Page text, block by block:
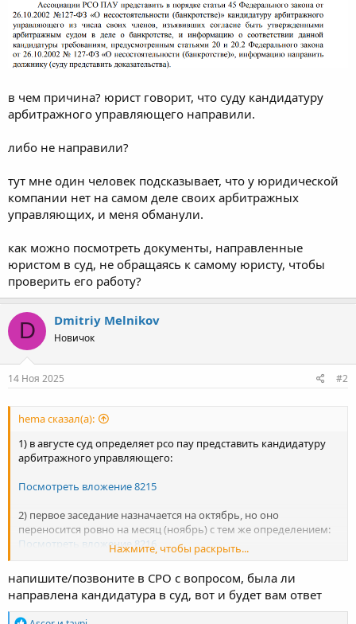
в чем причина? юрист говорит, что суду кандидатуру
арбитражного управляющего направили.
либо не направили?
тут мне один человек подсказывает, что у юридической
компании нет на самом деле своих арбитражных
управляющих, и меня обманули.
как можно посмотреть документы, направленные
юристом в суд, не обращаясь к самому юристу, чтобы
проверить его работу?
D Dmitriy Melnikov
Новичок
14 Ноя 2025 #2
hema сказал(а):
1) в августе суд определяет рсо пау представить кандидатуру
арбитражного управляющего:
Посмотреть вложение 8215
2) первое заседание назначается на октябрь, но оно
переносится ровно на месяц (ноябрь) с тем же определением:
Посмотреть вложение 8216
в чем причина? юрист говорит, что суду кандидатуру
арбитражного управляющего направили.
либо не направили?
Нажмите, чтобы раскрыть...
напишите/позвоните в СРО с вопросом, была ли
направлена кандидатура в суд, вот и будет вам ответ